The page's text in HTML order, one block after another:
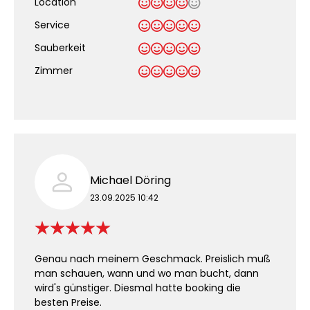
Service
Sauberkeit
Zimmer
Michael Döring
23.09.2025 10:42
Genau nach meinem Geschmack. Preislich muß
man schauen, wann und wo man bucht, dann
wird's günstiger. Diesmal hatte booking die
besten Preise.